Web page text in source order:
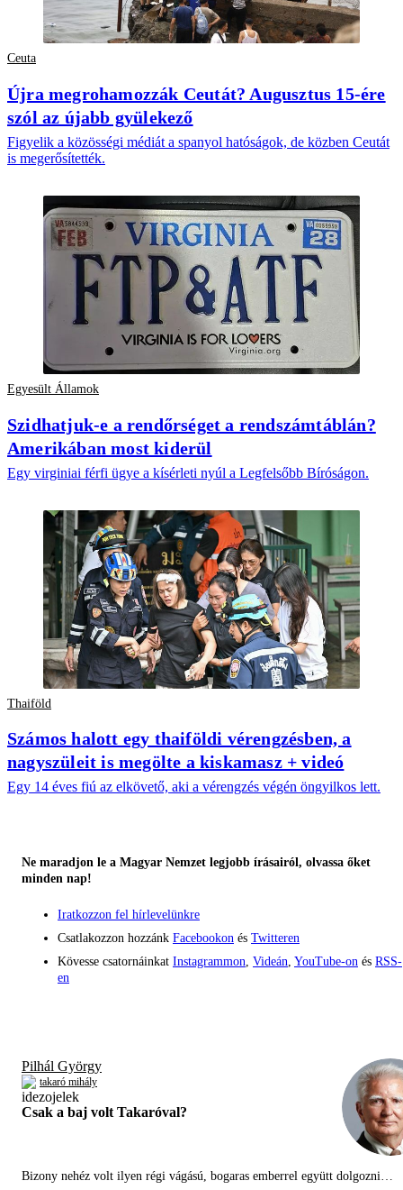
Ceuta
Újra megrohamozzák Ceutát? Augusztus 15-ére
szól az újabb gyülekező
Figyelik a közösségi médiát a spanyol hatóságok, de közben Ceutát
is megerősítették.
Egyesült Államok
Szidhatjuk-e a rendőrséget a rendszámtáblán?
Amerikában most kiderül
Egy virginiai férfi ügye a kísérleti nyúl a Legfelsőbb Bíróságon.
Thaiföld
Számos halott egy thaiföldi vérengzésben, a
nagyszüleit is megölte a kiskamasz + videó
Egy 14 éves fiú az elkövető, aki a vérengzés végén öngyilkos lett.
Ne maradjon le a Magyar Nemzet legjobb írásairól, olvassa őket
minden nap!
Iratkozzon fel hírlevelünkre
Csatlakozzon hozzánk Facebookon és Twitteren
Kövesse csatornáinkat Instagrammon, Videán, YouTube-on és RSS-
en
Pilhál György
takaró mihály
Csak a baj volt Takaróval?
Bizony nehéz volt ilyen régi vágású, bogaras emberrel együtt dolgozni…